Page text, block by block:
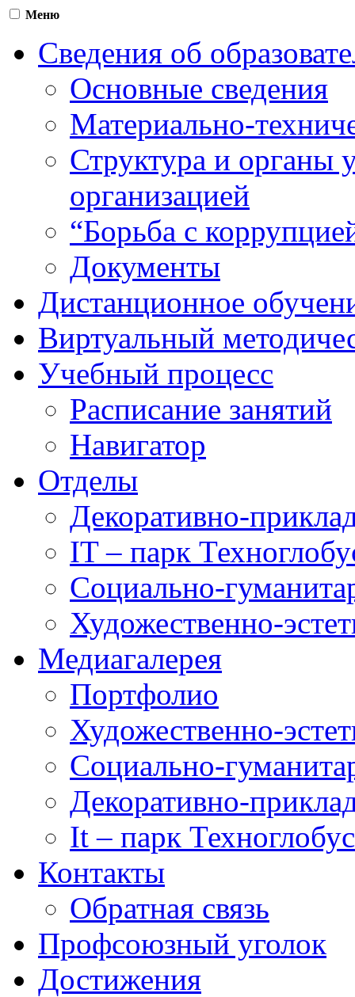
Меню
Сведения об
Основные сведения
Материально-
Структура и органы
организацией
“Борьба с
Документы
Дистанционное
Виртуальный
Учебный процесс
Расписание занятий
Навигатор
Отделы
Декоративно-
IT – парк
Социально-
Художественно-
Медиагалерея
Портфолио
Художественно-
Социально-
Декоративно-
It – парк Техноглобус
Контакты
Обратная связь
Профсоюзный уголок
Достижения